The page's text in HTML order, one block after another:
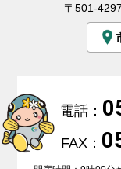
〒501-
電話：
FAX：